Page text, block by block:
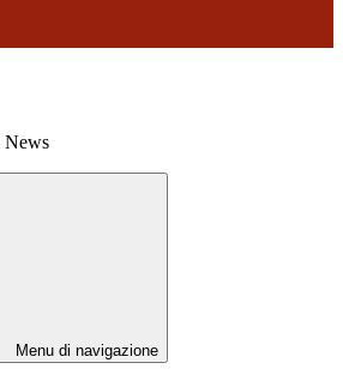
News
Menu di navigazione